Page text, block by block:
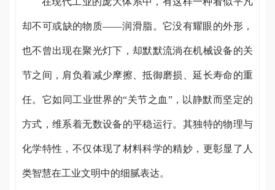
却不可或缺的物质——润滑脂。它没有耀眼的外形，
也不曾出现在聚光灯下，却默默流淌在机械设备的关
节之间，肩负着减少摩擦、抵御磨损、延长寿命的重
任。它如同工业世界的“关节之血”，以静默而坚定的
方式，维系着无数设备的平稳运行。其独特的物理与
化学特性，不仅体现了材料科学的精妙，更彰显了人
类智慧在工业文明中的细腻表达。